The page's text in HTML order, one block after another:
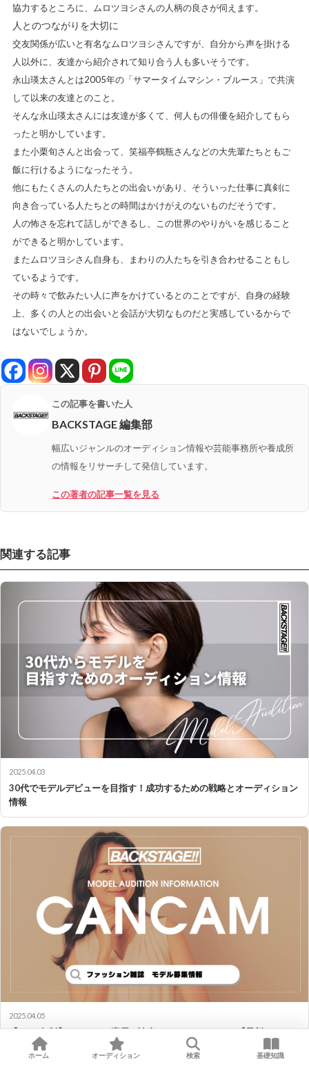
協力するところに、ムロツヨシさんの人柄の良さが伺えます。
人とのつながりを大切に
交友関係が広いと有名なムロツヨシさんですが、自分から声を掛ける
人以外に、友達から紹介されて知り合う人も多いそうです。
永山瑛太さんとは2005年の「サマータイムマシン・ブルース」で共演
して以来の友達とのこと。
そんな永山瑛太さんには友達が多くて、何人もの俳優を紹介してもら
ったと明かしています。
また小栗旬さんと出会って、笑福亭鶴瓶さんなどの大先輩たちともご
飯に行けるようになったそう。
他にもたくさんの人たちとの出会いがあり、そういった仕事に真剣に
向き合っている人たちとの時間はかけがえのないものだそうです。
人の怖さを忘れて話しができるし、この世界のやりがいを感じること
ができると明かしています。
またムロツヨシさん自身も、まわりの人たちを引き合わせることもし
ているようです。
その時々で飲みたい人に声をかけているとのことですが、自身の経験
上、多くの人との出会いと会話が大切なものだと実感しているからで
はないでしょうか。
この記事を書いた人
BACKSTAGE 編集部
幅広いジャンルのオーディション情報や芸能事務所や養成所
の情報をリサーチして発信しています。
この著者の記事一覧を見る
関連する記事
2025.04.03
30代でモデルデビューを目指す！成功するための戦略とオーディション
情報
2025.04.05
【2026年版】CanCamの専属・読者モデルになるには？【最新オーディ
ション情報】
ホーム オーディション 検索 基礎知識